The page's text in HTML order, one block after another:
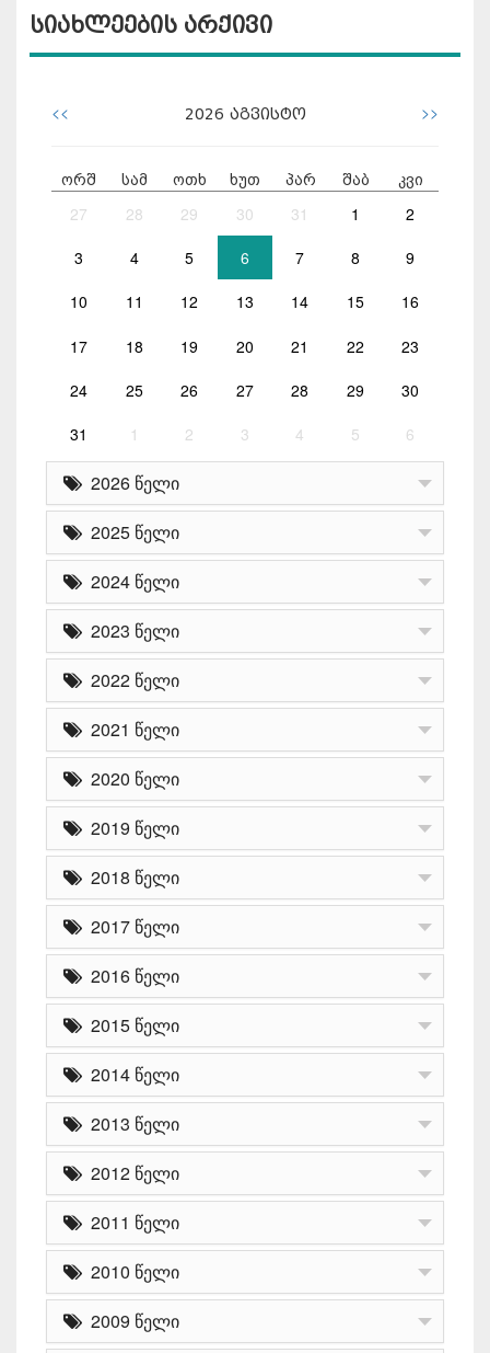
სიახლეების არქივი
<< 2026 აგვისტო >>
ორშ სამ ოთხ ხუთ პარ შაბ კვი
27 28 29 30 31 1 2
3 4 5 6 7 8 9
10 11 12 13 14 15 16
17 18 19 20 21 22 23
24 25 26 27 28 29 30
31 1 2 3 4 5 6
2026 წელი
2025 წელი
2024 წელი
2023 წელი
2022 წელი
2021 წელი
2020 წელი
2019 წელი
2018 წელი
2017 წელი
2016 წელი
2015 წელი
2014 წელი
2013 წელი
2012 წელი
2011 წელი
2010 წელი
2009 წელი